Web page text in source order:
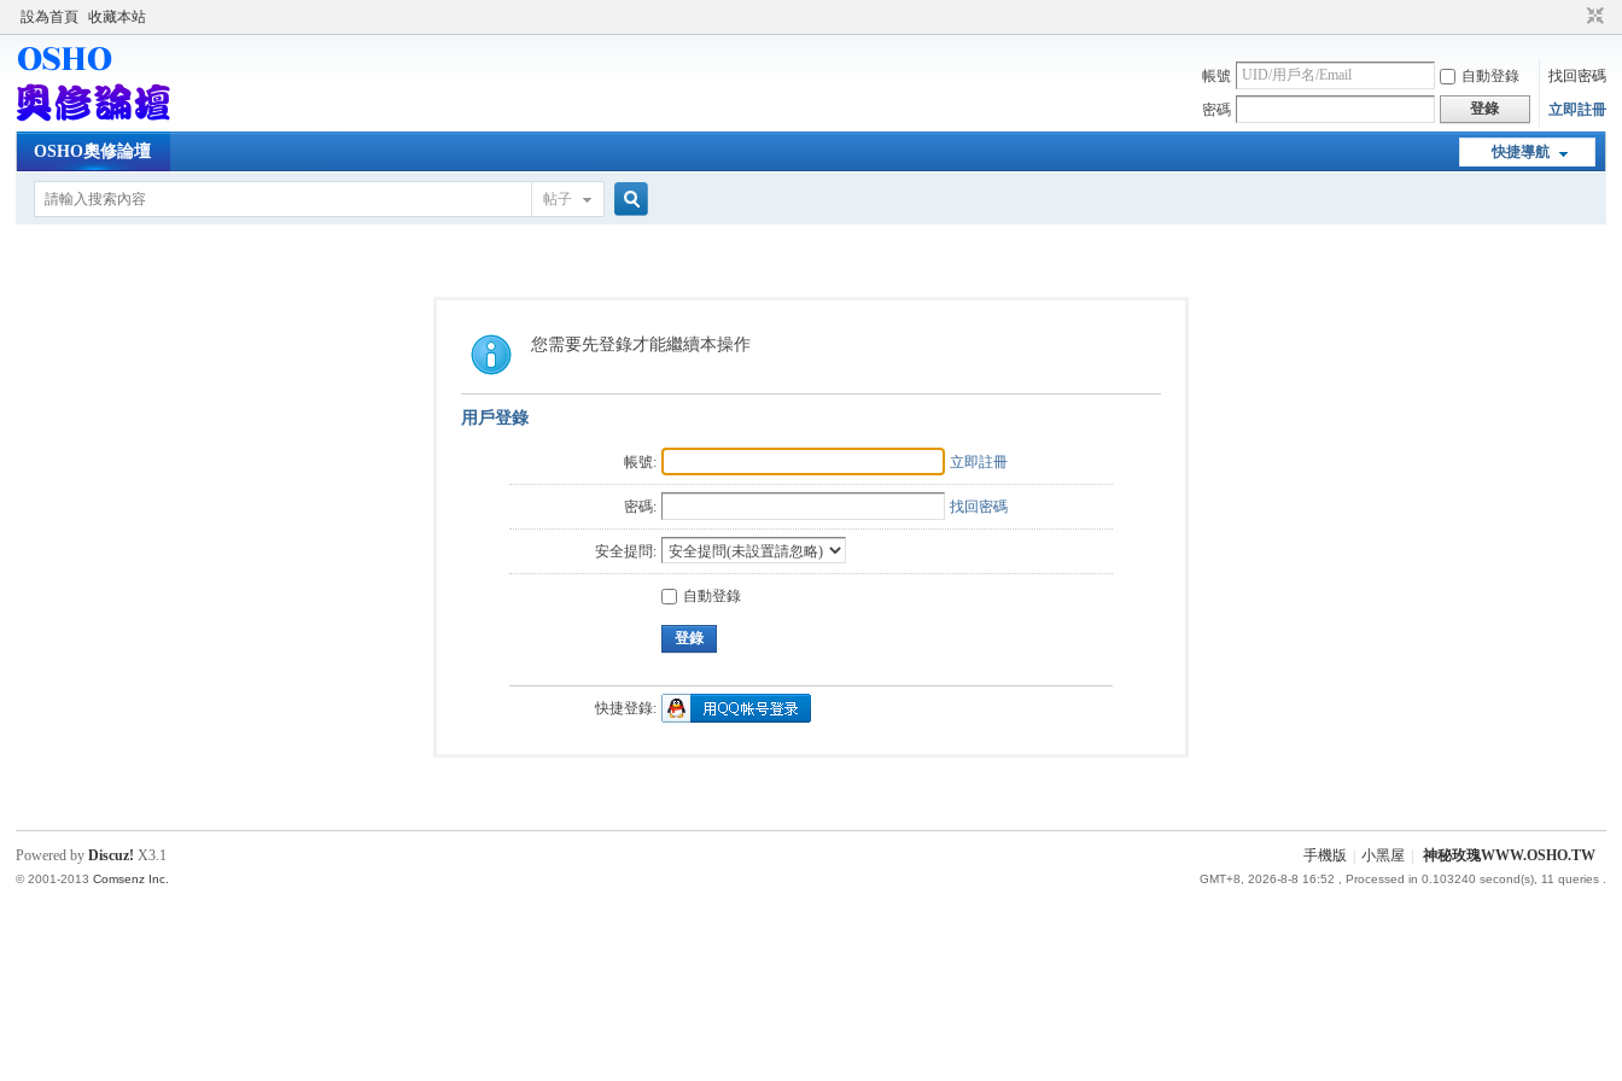
設為首頁 收藏本站
帳號 自動登錄
找回密碼
密碼
登錄 立即註冊
快捷導航
OSHO奧修論壇
帖子
索
您需要先登錄才能繼續本操作
用戶登錄
帳號: 立即註冊
密碼: 找回密碼
安全提問:
自動登錄
登錄
快捷登錄:
手機版 小黑屋 神秘玫瑰WWW.OSHO.TW
GMT+8, 2026-8-8 16:52 , Processed in 0.103240 second(s), 11 queries .
Powered byDiscuz! X3.1
© 2001-2013Comsenz Inc.